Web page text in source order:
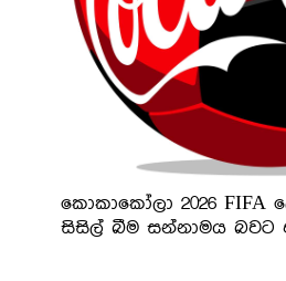
කොකාකෝලා 2026
සිසිල් බීම සන්නාමය බවට